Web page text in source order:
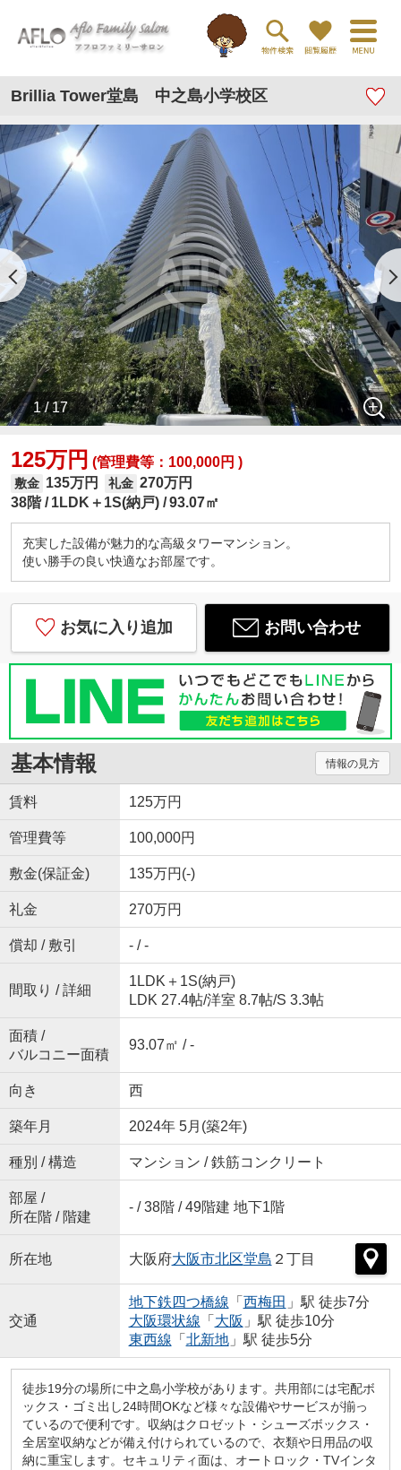
Brillia Tower堂島 中之島小学校区
1 / 17
125万円 (管理費等：100,000円 )
敷金 135万円 礼金 270万円
38階
1LDK＋1S(納戸) 93.07㎡
充実した設備が魅力的な高級タワーマンション。
使い勝手の良い快適なお部屋です。
お気に入り追加 お問い合わせ
基本情報 情報の見方
賃料 125万円
管理費等 100,000円
敷金(保証金) 135万円(-)
礼金 270万円
償却 / 敷引 - / -
間取り / 詳細
1LDK＋1S(納戸)
LDK 27.4帖/洋室 8.7帖/S 3.3帖
面積 /
バルコニー面積
93.07㎡ / -
向き 西
築年月 2024年 5月(築2年)
種別 / 構造 マンション / 鉄筋コンクリート
部屋 /
所在階 / 階建
- / 38階 / 49階建 地下1階
所在地 大阪府大阪市北区堂島 ２丁目
交通
地下鉄四つ橋線 「 西梅田 」駅 徒歩7分
大阪環状線 「 大阪 」駅 徒歩10分
東西線 「 北新地」駅 徒歩5分
徒歩19分の場所に中之島小学校があります。共用部には宅配ボ
ックス・ゴミ出し24時間OKなど様々な設備やサービスが揃っ
ているので便利です。収納はクロゼット・シューズボックス・
全居室収納などが備え付けられているので、衣類や日用品の収
納に重宝します。セキュリティ面は、オートロック・TVインタ